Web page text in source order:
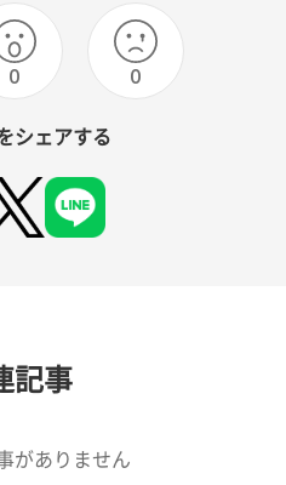
0 0
シェアする
記事
がありません